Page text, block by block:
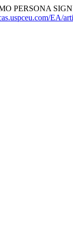
PERSONA
EA/